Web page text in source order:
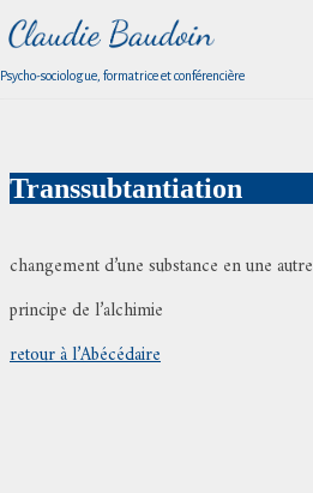
Psycho-sociologue, formatrice et conférencière
Transsubtantiation
changement d’une substance en une autre
principe de l’alchimie
retour à l’Abécédaire